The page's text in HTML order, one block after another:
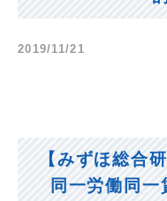
2019/11/21
【みずほ総合
同一労働同